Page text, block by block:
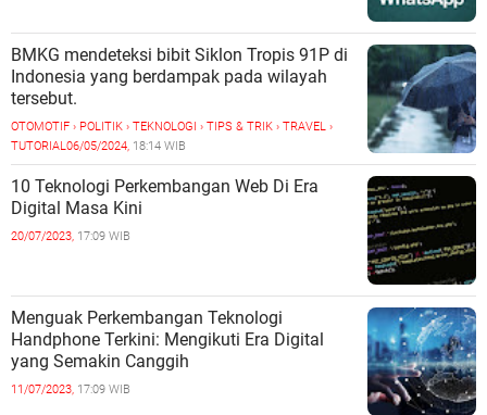
BMKG mendeteksi bibit Siklon Tropis 91P di
Indonesia yang berdampak pada wilayah
tersebut.
OTOMOTIF › POLITIK › TEKNOLOGI › TIPS & TRIK › TRAVEL ›
TUTORIAL06/05/2024, 18:14 WIB
10 Teknologi Perkembangan Web Di Era
Digital Masa Kini
20/07/2023, 17:09 WIB
Menguak Perkembangan Teknologi
Handphone Terkini: Mengikuti Era Digital
yang Semakin Canggih
11/07/2023, 17:09 WIB